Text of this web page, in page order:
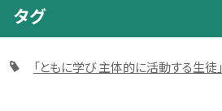
タグ
「ともに学び 主体的に活動する生徒」